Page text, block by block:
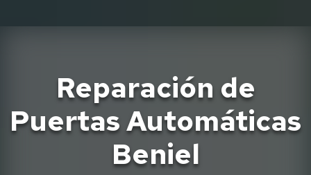
Reparación de
Puertas Automáticas
Beniel